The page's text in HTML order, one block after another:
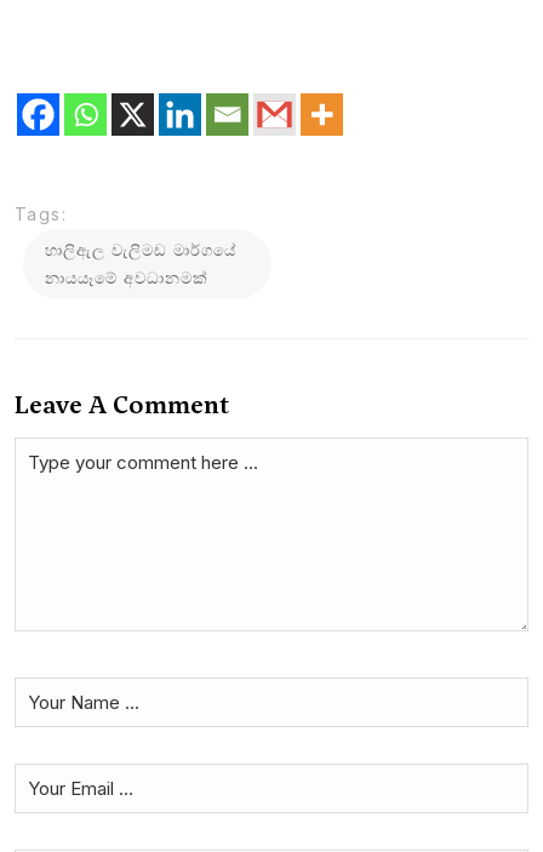
Tags:
හාලිඇල වැලිමඩ මාර්ගයේ
නායයෑමේ අවධානමක්
Leave A Comment